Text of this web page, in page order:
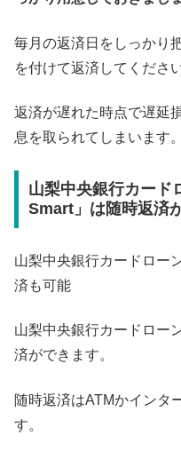
毎月の返済日をしっかり
を付けて返済してください
返済が遅れた時点で遅延
息を取られてしまいます。
山梨中央銀行カー
Smart」は随時返済
山梨中央銀行カードロー
済も可能
山梨中央銀行カードロー
済ができます。
随時返済はATMかインタ
す。